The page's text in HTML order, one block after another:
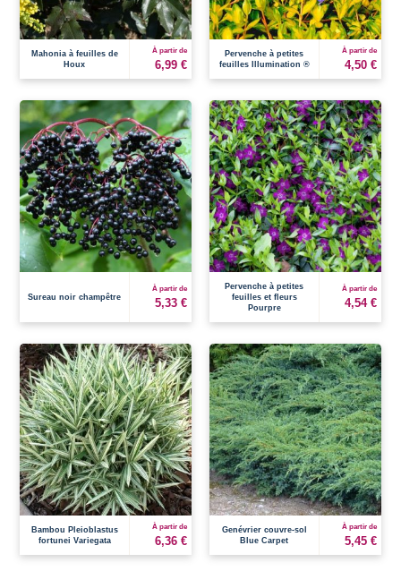
Mahonia à feuilles de
Houx
À partir de
6,99 €
Pervenche à petites
feuilles Illumination ®
À partir de
4,50 €
Sureau noir champêtre
À partir de
5,33 €
Pervenche à petites
feuilles et fleurs
Pourpre
À partir de
4,54 €
Bambou Pleioblastus
fortunei Variegata
À partir de
6,36 €
Genévrier couvre-sol
Blue Carpet
À partir de
5,45 €